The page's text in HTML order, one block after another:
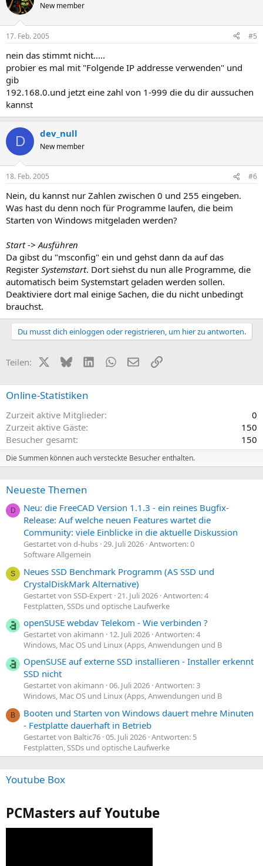
New member
17. Feb. 2005 #5
nein das stimmt nicht.....
probier es mal mit "Folgende IP addresse verwenden" und
gib
192.168.0.und jetzt eine zahl von 1-999 die du dir aussuchen
kannst
D dev_null
New member
18. Feb. 2005 #6
Nein, du kannst nur Zahlen zwischen 0 und 255 eingeben.
Was hast du denn noch für Programme laufen, die beim
Starten von Windows mitgeladen werden?
Start -> Ausführen
Da gibst du "msconfig" ein und gehst dann da auf das
Register Systemstart. Dort siehst du nun alle Programme, die
automatisch beim Systemstart geladen werden sollen.
Deaktiviere dort mal einige Sachen, die du nicht unbedingt
brauchst.
Du musst dich einloggen oder registrieren, um hier zu antworten.
Teilen: X (Twitter)
BlueskyLinkedInWhatsApp
E-MailLink
Online-Statistiken
Zurzeit aktive Mitglieder
0
Zurzeit aktive Gäste
150
Besucher gesamt
150
Die Summen können auch versteckte Besucher enthalten.
Neueste Themen
D
Neu: die FreeCAD Version 1.1.3 - ein reines Bugfix-
Release: Auf welche neuen Features wartet die
Community: viele Einblicke in die aktuelle Diskussion
Gestartet von d-hubs 29. Juli 2026 Antworten: 0
Software Allgemein
S
Neues SSD Benchmark Programm (AS SSD und
CrystalDiskMark Alternative)
Gestartet von SSD-Expert 21. Juli 2026 Antworten: 4
Festplatten, SSDs und optische Laufwerke
openSUSE webdav Telekom - Wie verbinden ?
Gestartet von akimann 12. Juli 2026 Antworten: 4
Windows, Mac OS und Linux (Apps, Anwendungen und B
OpenSUSE auf externe SSD installieren - Installer erkennt
SSD nicht
Gestartet von akimann 06. Juli 2026 Antworten: 3
Windows, Mac OS und Linux (Apps, Anwendungen und B
B
Booten und Starten von Windows dauert mehre Minuten
- Festplatte dauerhaft in Betrieb
Gestartet von Baltic76 05. Juli 2026 Antworten: 5
Festplatten, SSDs und optische Laufwerke
Youtube Box
PCMasters auf Youtube